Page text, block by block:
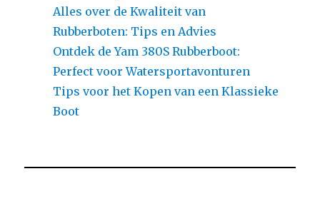
Alles over de Kwaliteit van
Rubberboten: Tips en Advies
Ontdek de Yam 380S Rubberboot:
Perfect voor Watersportavonturen
Tips voor het Kopen van een Klassieke
Boot